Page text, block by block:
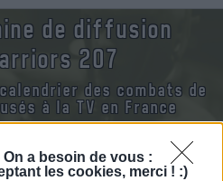
On a besoin de vous :
les cookies, merci ! :)
de diffusion
207
des combats de
à la TV en France